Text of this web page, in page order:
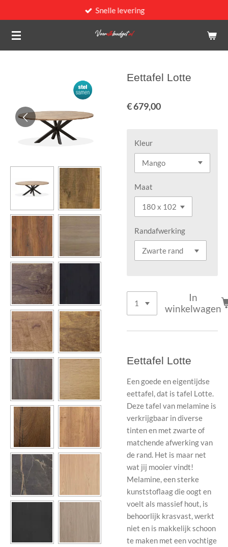
direct
naar
Snelle levering
Eettafel Lotte
€ 679,00
Kleur
Maat
Randafwerking
In
winkelwagen
Eettafel Lotte
Een goede en eigentijdse
eettafel, dat is tafel Lotte.
Deze tafel van melamine is
verkrijgbaar in diverse
tinten en met zwarte of
matchende afwerking van
de rand. Het is maar net
wat jij mooier vindt!
Melamine, een sterke
kunststoflaag die oogt en
voelt als massief hout, is
behoorlijk krasvast, werkt
niet en is makkelijk schoon
te maken met een vochtige